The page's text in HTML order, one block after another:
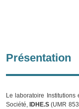
Présentation
Le laboratoire Institutions
Société,IDHE.S (UMR